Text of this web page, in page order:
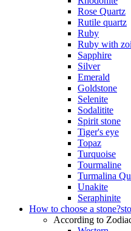
Rose Quartz
Rutile quartz
Ruby
Ruby with
Sapphire
Silver
Emerald
Goldstone
Selenite
Sodalitite
Spirit stone
Tiger's eye
Topaz
Turquoise
Tourmaline
Turmalina
Unakite
Seraphinite
How to choose a stone?
According to